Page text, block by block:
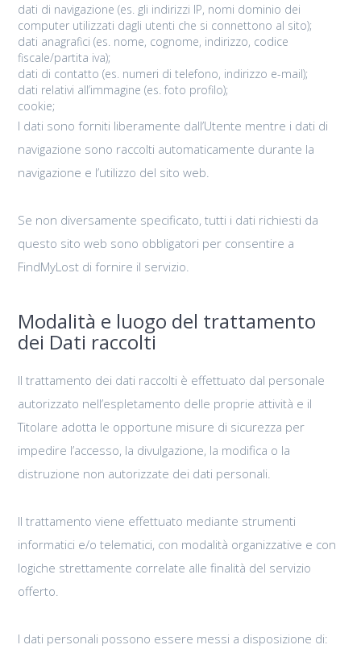
dati di navigazione (es. gli indirizzi IP, nomi dominio dei
computer utilizzati dagli utenti che si connettono al sito);
dati anagrafici (es. nome, cognome, indirizzo, codice
fiscale/partita iva);
dati di contatto (es. numeri di telefono, indirizzo e-mail);
dati relativi all’immagine (es. foto profilo);
cookie;
I dati sono forniti liberamente dall’Utente mentre i dati di
navigazione sono raccolti automaticamente durante la
navigazione e l’utilizzo del sito web.
Se non diversamente specificato, tutti i dati richiesti da
questo sito web sono obbligatori per consentire a
FindMyLost di fornire il servizio.
Modalità e luogo del trattamento
dei Dati raccolti
Il trattamento dei dati raccolti è effettuato dal personale
autorizzato nell’espletamento delle proprie attività e il
Titolare adotta le opportune misure di sicurezza per
impedire l’accesso, la divulgazione, la modifica o la
distruzione non autorizzate dei dati personali.
Il trattamento viene effettuato mediante strumenti
informatici e/o telematici, con modalità organizzative e con
logiche strettamente correlate alle finalità del servizio
offerto.
I dati personali possono essere messi a disposizione di: